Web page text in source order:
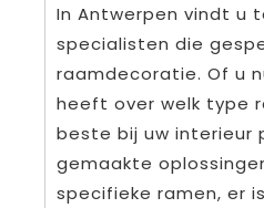
In Antwerpen vindt u
specialisten die
raamdecoratie. Of u
heeft over welk type
beste bij uw interieur
gemaakte
specifieke ramen, er